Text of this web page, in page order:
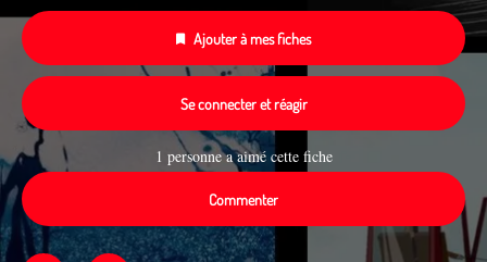
Ajouter à mes fiches
Se connecter et réagir
1 personne a aimé cette fiche
Commenter